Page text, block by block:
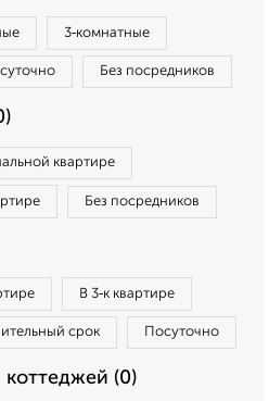
3‑комнатные
Без посредников
квартире
Без посредников
В 3‑к квартире
срок Посуточно
(0)